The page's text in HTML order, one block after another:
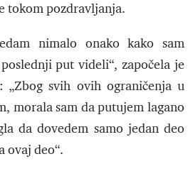
tokom pozdravljanja.
nimalo onako kako sam
put videli“, započela je
„Zbog svih ovih ograničenja u
morala sam da putujem lagano
da dovedem samo jedan deo
ovaj deo“.